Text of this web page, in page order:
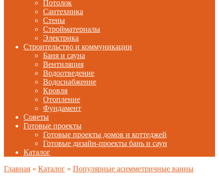
Потолок
Сантехника
Стены
Стройматериалы
Электрика
Строительство и коммуникации
Баня и сауна
Вентиляция
Водоотведение
Водоснабжение
Кровля
Отопление
Фундамент
Советы
Готовые проекты
Готовые проекты домов и коттеджей
Готовые дизайн-проекты бань и саун
Каталог
Главная » Каталог » Популярные асимметричные ванны